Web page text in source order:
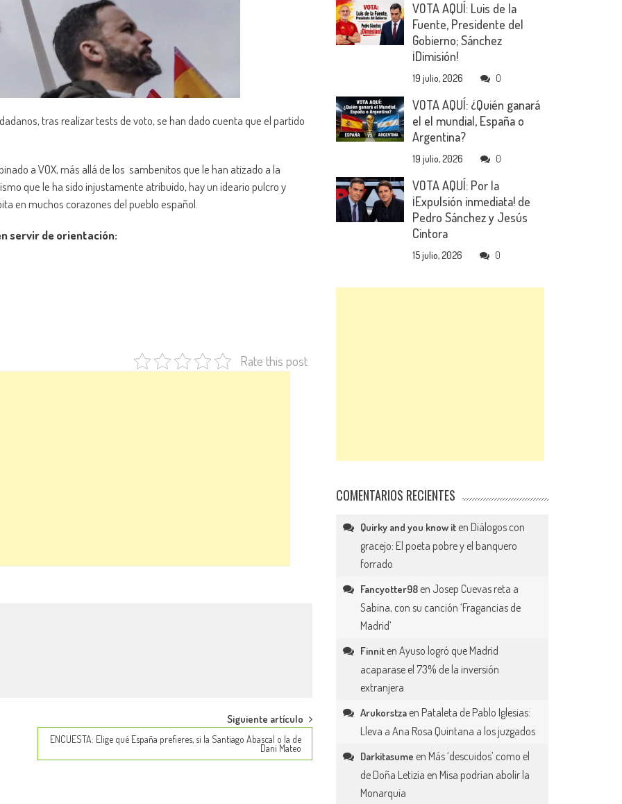
tras realizar tests de voto, se han dado cuenta que el partido
a VOX, más allá de los sambenitos que le han atizado a la
que le ha sido injustamente atribuido, hay un ideario pulcro y
en muchos corazones del pueblo español.
servir de orientación:
Rate this post
Siguiente artículo
ENCUESTA: Elige qué España prefieres, si la Santiago Abascal o la de
Dani Mateo
VOTA AQUÍ: Luis de la
Fuente, Presidente del
Gobierno; Sánchez
¡Dimisión!
19 julio, 2026 0
VOTA AQUÍ: ¿Quién ganará
el el mundial, España o
Argentina?
19 julio, 2026 0
VOTA AQUÍ: Por la
¡Expulsión inmediata! de
Pedro Sánchez y Jesús
Cintora
15 julio, 2026 0
COMENTARIOS RECIENTES
Quirky and you know it en Diálogos con
gracejo: El poeta pobre y el banquero
forrado
Fancyotter98 en Josep Cuevas reta a
Sabina, con su canción ‘Fragancias de
Madrid’
Finnit enAyuso logró que Madrid
acaparase el 73% de la inversión
extranjera
Arukorstza en Pataleta de Pablo Iglesias:
Lleva a Ana Rosa Quintana a los juzgados
Darkitasume en Más ‘descuidos’ como el
de Doña Letizia en Misa podrían abolir la
Monarquía